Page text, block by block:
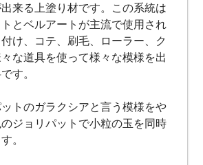
出来る上塗り材です。この系統は
とベルアートが主流で使用され
け、コテ、刷毛、ローラー、ク
な道具を使って様々な模様を出
す。
トのガラクシアと言う模様をや
ジョリパットで小粒の玉を同時
。